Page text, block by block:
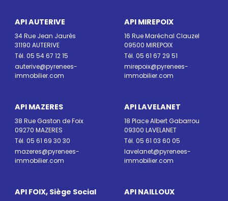
API AUTERIVE
34 Rue Jean Jaurès
31190 AUTERIVE
Tél. 05 54 67 12 15
auterive@pyrenees-
immobilier.com
API MIREPOIX
16 Rue Maréchal Clauzel
09500 MIREPOIX
Tél. 05 61 67 29 51
mirepoix@pyrenees-
immobilier.com
API MAZERES
38 Rue Gaston de Foix
09270 MAZERES
Tél. 05 61 69 30 30
mazeres@pyrenees-
immobilier.com
API LAVELANET
18 Place Albert Gabarrou
09300 LAVELANET
Tél. 05 61 03 60 05
lavelanet@pyrenees-
immobilier.com
API FOIX, Siège Social API NAILLOUX